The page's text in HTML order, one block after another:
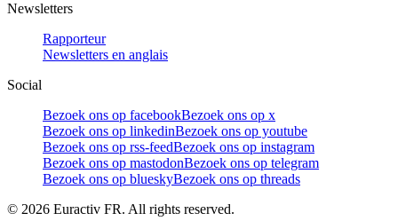
Newsletters
Rapporteur
Newsletters en anglais
Social
Bezoek ons op facebookBezoek ons op x
Bezoek ons op linkedinBezoek ons op youtube
Bezoek ons op rss-feedBezoek ons op instagram
Bezoek ons op mastodonBezoek ons op telegram
Bezoek ons op blueskyBezoek ons op threads
© 2026 Euractiv FR. All rights reserved.